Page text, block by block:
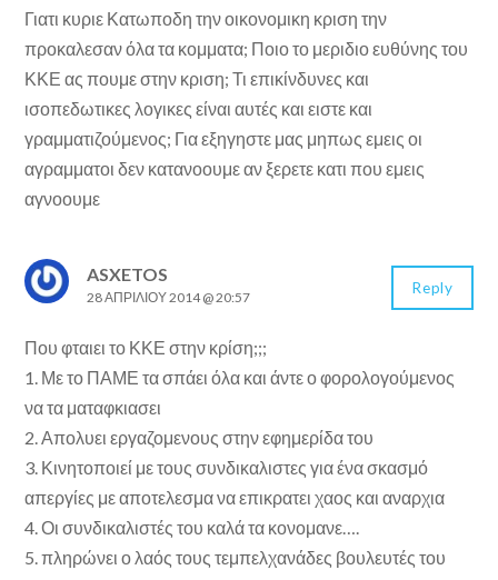
Γιατι κυριε Κατωποδη την οικονομικη κριση την
προκαλεσαν όλα τα κομματα; Ποιο το μεριδιο ευθύνης του
ΚΚΕ ας πουμε στην κριση; Τι επικίνδυνες και
ισοπεδωτικες λογικες είναι αυτές και ειστε και
γραμματιζούμενος; Για εξηγηστε μας μηπως εμεις οι
αγραμματοι δεν κατανοουμε αν ξερετε κατι που εμεις
αγνοουμε
ASXETOS
28 ΑΠΡΙΛΊΟΥ 2014 @ 20:57
Που φταιει το ΚΚΕ στην κρίση;;;
1. Με το ΠΑΜΕ τα σπάει όλα και άντε ο φορολογούμενος
να τα ματαφκιασει
2. Απολυει εργαζομενους στην εφημερίδα του
3. Κινητοποιεί με τους συνδικαλιστες για ένα σκασμό
απεργίες με αποτελεσμα να επικρατει χαος και αναρχια
4. Οι συνδικαλιστές του καλά τα κονομανε….
5. πληρώνει ο λαός τους τεμπελχανάδες βουλευτές του
Reply